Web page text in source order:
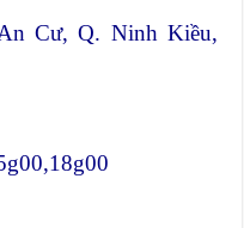
Cư, Q. Ninh Kiều,